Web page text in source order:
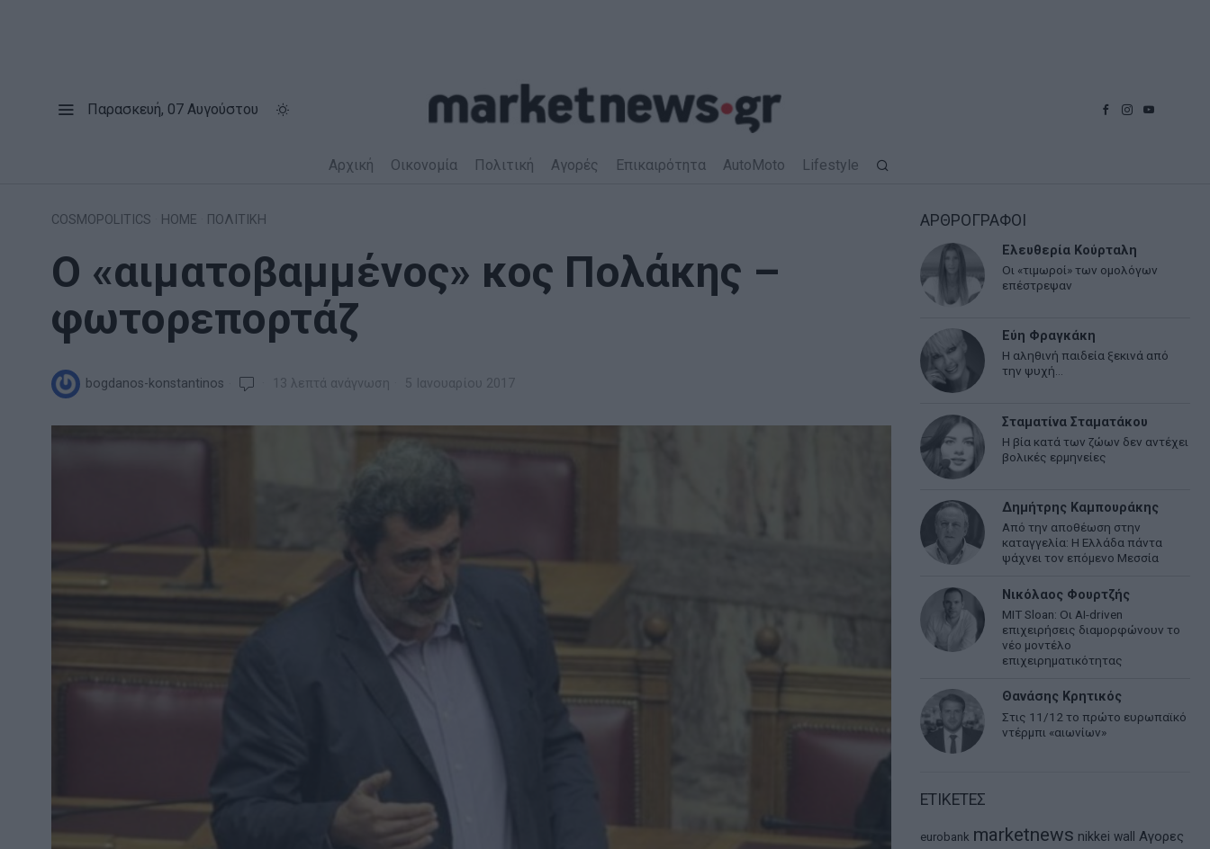
Παρασκευή, 07 Αυγούστου
Αρχική Οικονομία Πολιτική Αγορές Επικαιρότητα AutoMoto Lifestyle
COSMOPOLITICS HOME ΠΟΛΙΤΙΚΗ
Ο «αιματοβαμμένος» κος Πολάκης –
φωτορεπορτάζ
bogdanos-konstantinos 13 λεπτά ανάγνωση 5 Ιανουαρίου 2017
ΑΡΘΡΟΓΡΑΦΟΙ
Ελευθερία Κούρταλη
Οι «τιμωροί» των ομολόγων
επέστρεψαν
Εύη Φραγκάκη
Η αληθινή παιδεία ξεκινά από
την ψυχή…
Σταματίνα Σταματάκου
Η βία κατά των ζώων δεν αντέχει
βολικές ερμηνείες
Δημήτρης Καμπουράκης
Από την αποθέωση στην
καταγγελία: Η Ελλάδα πάντα
ψάχνει τον επόμενο Μεσσία
Νικόλαος Φουρτζής
MIT Sloan: Οι AI-driven
επιχειρήσεις διαμορφώνουν το
νέο μοντέλο
επιχειρηματικότητας
Θανάσης Κρητικός
Στις 11/12 το πρώτο ευρωπαϊκό
ντέρμπι «αιωνίων»
ΕΤΙΚΕΤΕΣ
eurobank marketnews nikkei wall
Αγορες